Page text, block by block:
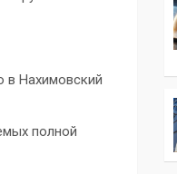
в Нахимовский
полной